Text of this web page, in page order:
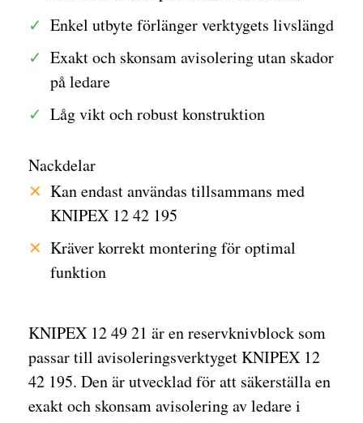
KNIPEX 12 49 21 är en reservknivblock som
passar till avisoleringsverktyget KNIPEX 12
42 195. Den är utvecklad för att säkerställa en
exakt och skonsam avisolering av ledare i
Enkel utbyte förlänger verktygets livslängd
Exakt och skonsam avisolering utan skador
på ledare
Låg vikt och robust konstruktion
Nackdelar
Kan endast användas tillsammans med
KNIPEX 12 42 195
Kräver korrekt montering för optimal
funktion